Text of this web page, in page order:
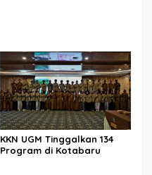
KKN UGM Tinggalkan 134
Program di Kotabaru